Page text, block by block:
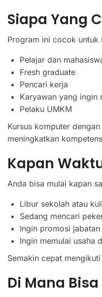
Siapa Yang
Program ini cocok untuk
Pelajar dan
Fresh graduate
Pencari kerja
Karyawan yang ingin
Pelaku UMKM
Kursus komputer
meningkatkan
Kapan
Anda bisa mulai kapan
Libur sekolah atau
Sedang mencari
Ingin promosi jabatan
Ingin memulai usaha
Semakin cepat
Di Mana